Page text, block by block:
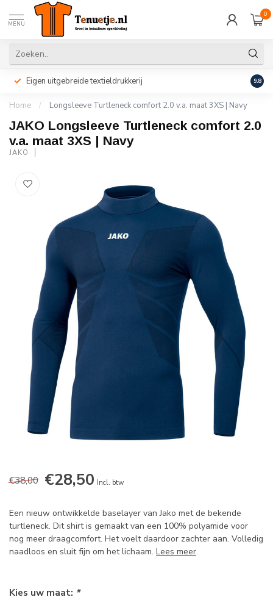
MENU
0
Eigen uitgebreide textieldrukkerij 9.8
Home / Longsleeve Turtleneck comfort 2.0 v.a. maat 3XS | Navy
JAKO Longsleeve Turtleneck comfort 2.0
v.a. maat 3XS | Navy
JAKO
€38,00 €28,50 Incl. btw
Een nieuw ontwikkelde baselayer van Jako met de bekende
turtleneck. Dit shirt is gemaakt van een 100% polyamide voor
nog meer draagcomfort. Het voelt daardoor zachter aan. Volledig
naadloos en sluit fijn om het lichaam. Lees meer.
Kies uw maat: *